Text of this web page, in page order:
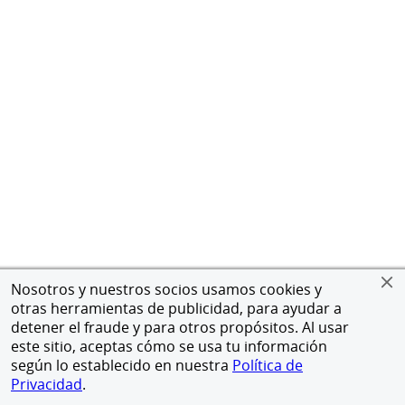
Nosotros y nuestros socios usamos cookies y
otras herramientas de publicidad, para ayudar a
detener el fraude y para otros propósitos. Al usar
este sitio, aceptas cómo se usa tu información
según lo establecido en nuestra Política de
Privacidad.